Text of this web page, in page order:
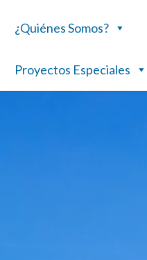
¿Quiénes Somos?
Proyectos Especiales